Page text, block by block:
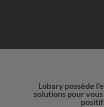
Lobary possède
solutions pour